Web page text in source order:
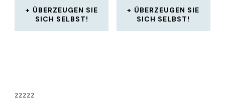
ÜBERZEUGEN SIE
SICH SELBST!
ÜBERZEUGEN SIE
SICH SELBST!
zzzzz